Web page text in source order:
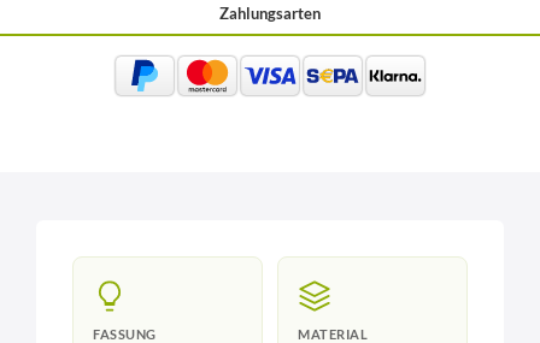
Zahlungsarten
FASSUNG MATERIAL